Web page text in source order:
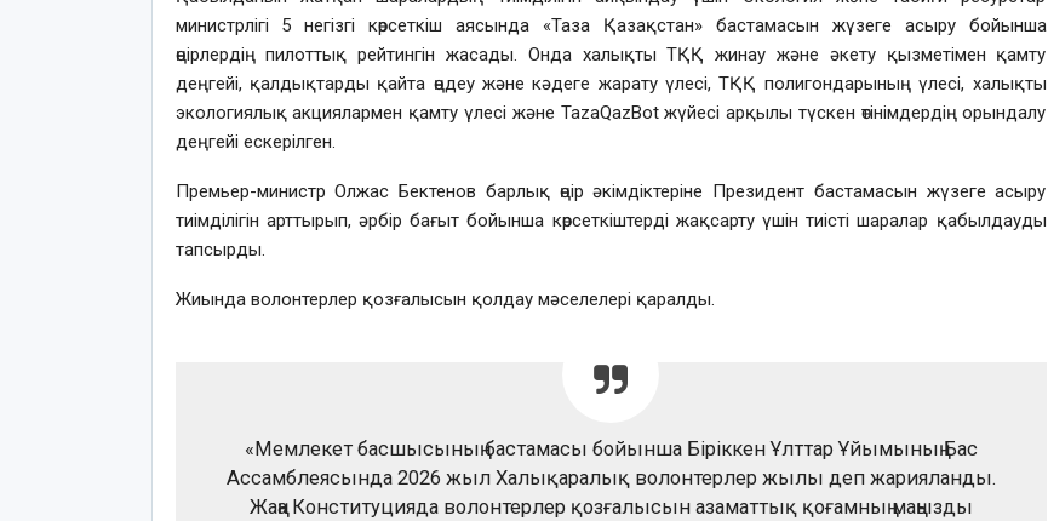
министрлігі 5 негізгі көрсеткіш аясында «Таза Қазақстан» бастамасын жүзеге асыру бойынша
өңірлердің пилоттық рейтингін жасады. Онда халықты ТҚҚ жинау және әкету қызметімен қамту
деңгейі, қалдықтарды қайта өңдеу және кәдеге жарату үлесі, ТҚҚ полигондарының үлесі, халықты
экологиялық акциялармен қамту үлесі және TazaQazBot жүйесі арқылы түскен өтінімдердің орындалу
деңгейі ескерілген.
Премьер-министр Олжас Бектенов барлық өңір әкімдіктеріне Президент бастамасын жүзеге асыру
тиімділігін арттырып, әрбір бағыт бойынша көрсеткіштерді жақсарту үшін тиісті шаралар қабылдауды
тапсырды.
Жиында волонтерлер қозғалысын қолдау мәселелері қаралды.
«Мемлекет басшысының бастамасы бойынша Біріккен Ұлттар Ұйымының Бас
Ассамблеясында 2026 жыл Халықаралық волонтерлер жылы деп жарияланды.
Жаңа Конституцияда волонтерлер қозғалысын азаматтық қоғамның маңызды